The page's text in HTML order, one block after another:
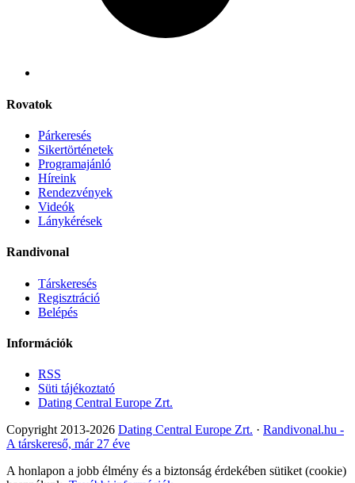
Rovatok
Párkeresés
Sikertörténetek
Programajánló
Híreink
Rendezvények
Videók
Lánykérések
Randivonal
Társkeresés
Regisztráció
Belépés
Információk
RSS
Süti tájékoztató
Dating Central Europe Zrt.
Copyright 2013-2026 Dating Central Europe Zrt. · Randivonal.hu -
A társkereső, már 27 éve
A honlapon a jobb élmény és a biztonság érdekében sütiket (cookie)